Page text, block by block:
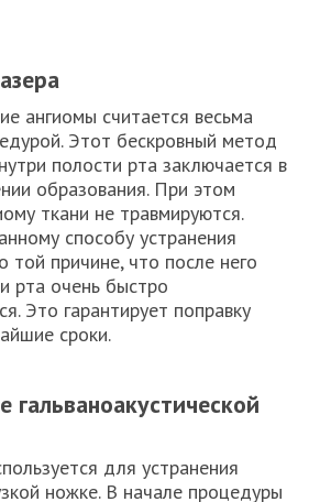
ангиомы считается весьма
Этот бескровный метод
полости рта заключается в
образования. При этом
ткани не травмируются.
способу устранения
той причине, что после него
рта очень быстро
Это гарантирует поправку
сроки.
гальваноакустической
для устранения
ножке. В начале процедуры